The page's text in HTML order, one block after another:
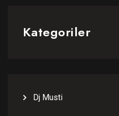
Kategoriler
Dj Musti